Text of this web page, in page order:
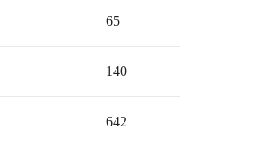
65
140
642